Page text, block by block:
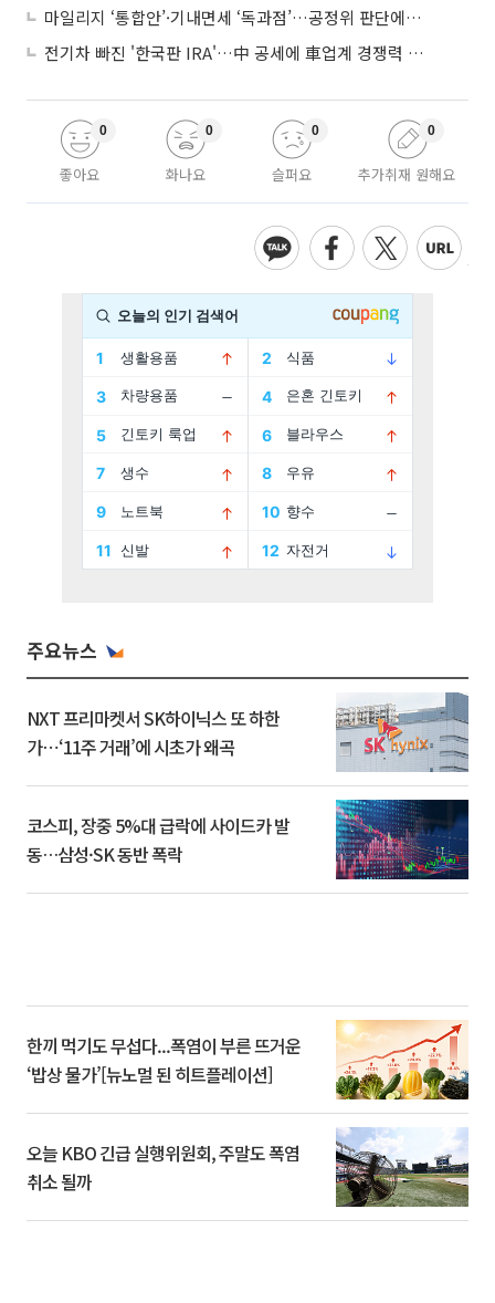
마일리지 ‘통합안’·기내면세 ‘독과점’…공정위 판단에 쏠린 눈
전기차 빠진 '한국판 IRA'…中 공세에 車업계 경쟁력 우려
좋아요
0
화나요
0
슬퍼요
0
추가취재 원해요
0
주요뉴스
NXT 프리마켓서 SK하이닉스 또 하한
가⋯‘11주 거래’에 시초가 왜곡
코스피, 장중 5%대 급락에 사이드카 발
동…삼성·SK 동반 폭락
한끼 먹기도 무섭다...폭염이 부른 뜨거운
‘밥상 물가’[뉴노멀 된 히트플레이션]
오늘 KBO 긴급 실행위원회, 주말도 폭염
취소 될까